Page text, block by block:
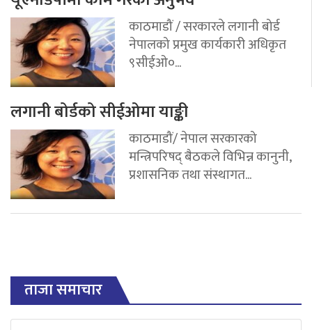
काठमाडौं / सरकारले लगानी बोर्ड
नेपालको प्रमुख कार्यकारी अधिकृत
९सीईओ०...
लगानी बोर्डको सीईओमा याङ्की
काठमाडौं/ नेपाल सरकारको
मन्त्रिपरिषद् बैठकले विभिन्न कानुनी,
प्रशासनिक तथा संस्थागत...
ताजा समाचार